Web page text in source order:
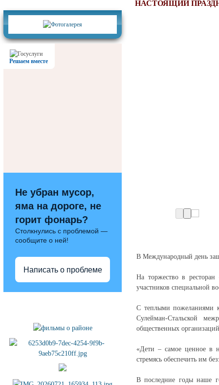
Решаем вместе
Не убран мусор,
яма на дороге, не
горит фонарь?
Столкнулись с проблемой —
сообщите о ней!
Написать о проблеме
НАСТОЯЩИЙ
В Международный день
На торжество в
участников специальной
С теплыми пожеланиями
Сулейман-Стальской
общественных
«Дети – самое ценное в
стремясь обеспечить им
В последние годы наше